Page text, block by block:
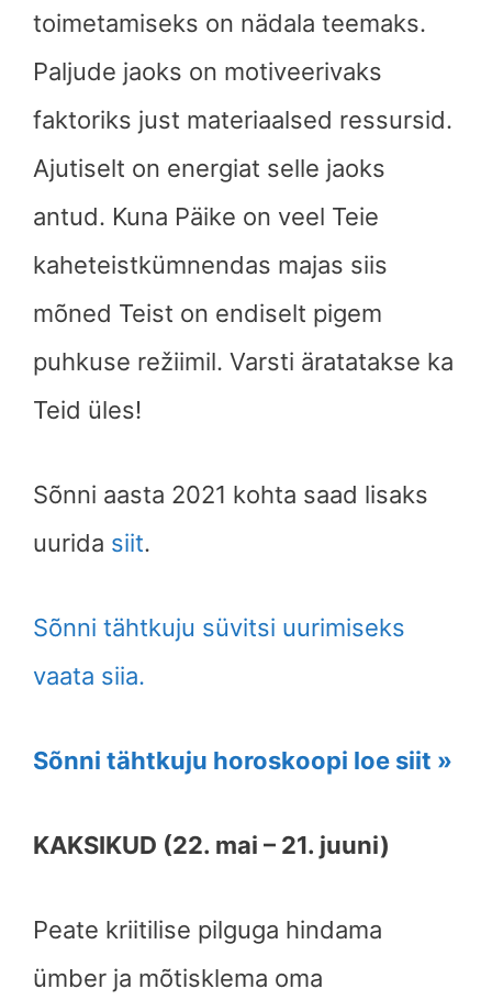
toimetamiseks on nädala teemaks.
Paljude jaoks on motiveerivaks
faktoriks just materiaalsed ressursid.
Ajutiselt on energiat selle jaoks
antud. Kuna Päike on veel Teie
kaheteistkümnendas majas siis
mõned Teist on endiselt pigem
puhkuse režiimil. Varsti äratatakse ka
Teid üles!
Sõnni aasta 2021 kohta saad lisaks
uurida siit.
Sõnni tähtkuju süvitsi uurimiseks
vaata siia.
Sõnni tähtkuju horoskoopi loe siit »
KAKSIKUD (22. mai – 21. juuni)
Peate kriitilise pilguga hindama
ümber ja mõtisklema oma